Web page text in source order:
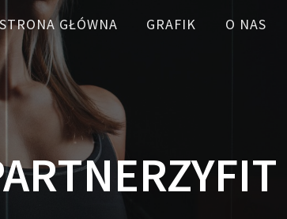
STRONA GŁÓWNA GRAFIK O NAS